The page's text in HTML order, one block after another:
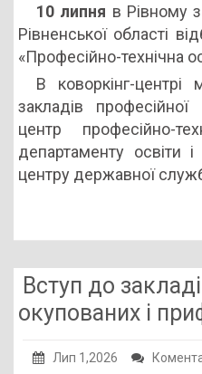
10 липня в Рівному
Рівненської області
«Професійно-технічна
В коворкінг-
закладів
центр професійно-
департаменту освіти
центру державної
Вступ до
окупованих і
Лип 1,2026